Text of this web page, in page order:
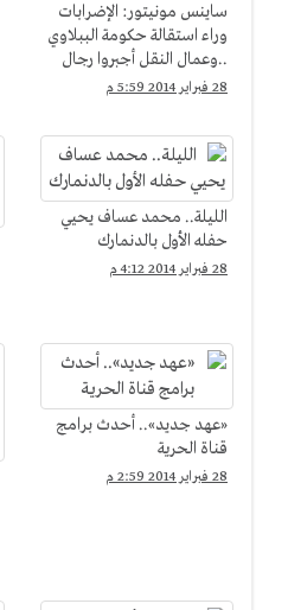
ساينس مونيتور: الإضرابات
وراء استقالة حكومة الببلاوي
..وعمال النقل أجبروا رجال
الجيش علي قيادة
28 فبراير 2014 5:59 م
الليلة.. محمد عساف يحيي
حفله الأول بالدنمارك
28 فبراير 2014 4:12 م
«عهد جديد».. أحدث برامج
قناة الحرية
28 فبراير 2014 2:59 م